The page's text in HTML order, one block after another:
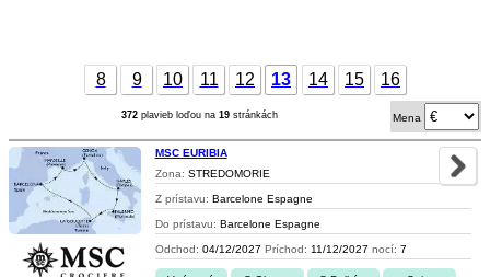
8 9 10 11 12 13 14 15 16
372 plavieb loďou na 19 stránkách Mena
MSC EURIBIA
Zona: STREDOMORIE
Z prístavu: Barcelone Espagne
Do prístavu: Barcelone Espagne
Odchod: 04/12/2027 Príchod: 11/12/2027 nocí: 7